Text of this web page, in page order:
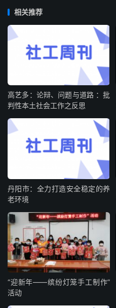
相关推荐
高艺多：论辩、问题与道路 ：批
判性本土社会工作之反思
丹阳市：全力打造安全稳定的养
老环境
“迎新年——缤纷灯笼手工制作”
活动